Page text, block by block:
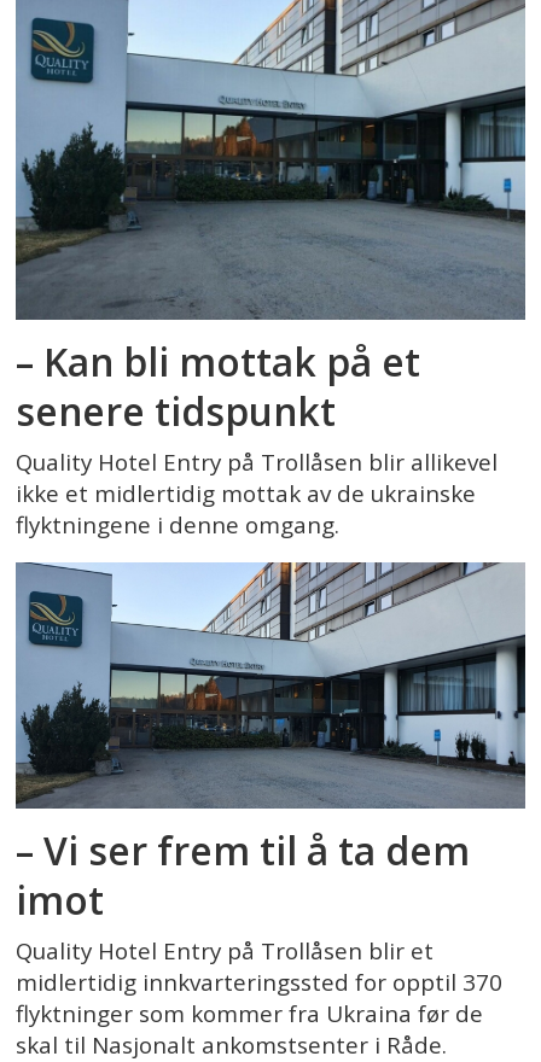
– Kan bli mottak på et
senere tidspunkt
Quality Hotel Entry på Trollåsen blir allikevel
ikke et midlertidig mottak av de ukrainske
flyktningene i denne omgang.
– Vi ser frem til å ta dem
imot
Quality Hotel Entry på Trollåsen blir et
midlertidig innkvarteringssted for opptil 370
flyktninger som kommer fra Ukraina før de
skal til Nasjonalt ankomstsenter i Råde.